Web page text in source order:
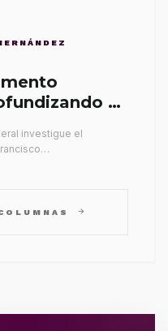
su
investigue el
arrow_forward